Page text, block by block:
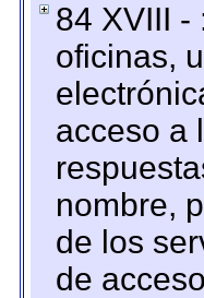
84 XVIII -
oficinas,
acceso a
nombre,
de los
de acceso